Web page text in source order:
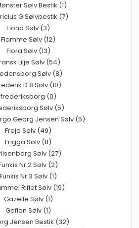
Sølv Bestik (1)
G Sølvbestik (7)
Fiona Sølv (3)
Flamme Sølv (12)
Flora Sølv (13)
Lilje Sølv (54)
Sølv (8)
D.8 Sølv (10)
frederiksborg (0)
Sølv (5)
Georg Jensen Sølv (5)
Freja Sølv (49)
Frigga Sølv (8)
Sølv (27)
Nr 2 Sølv (2)
Funkis Nr 3 Sølv (1)
Riflet Sølv (19)
Gazelle Sølv (1)
Gefion Sølv (1)
Jensen Bestik (32)